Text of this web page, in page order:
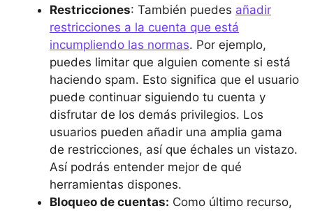
Restricciones: También puedes añadir
restricciones a la cuenta que está
incumpliendo las normas. Por ejemplo,
puedes limitar que alguien comente si está
haciendo spam. Esto significa que el usuario
puede continuar siguiendo tu cuenta y
disfrutar de los demás privilegios. Los
usuarios pueden añadir una amplia gama
de restricciones, así que échales un vistazo.
Así podrás entender mejor de qué
herramientas dispones.
Bloqueo de cuentas: Como último recurso,